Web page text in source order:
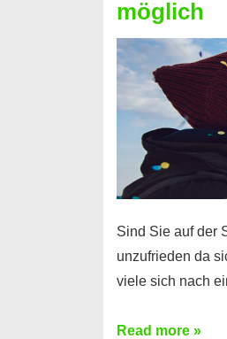
einen
Kredit
ohne
möglich
Sind Sie auf der
unzufrieden da
viele sich nach
Konto
Read more »